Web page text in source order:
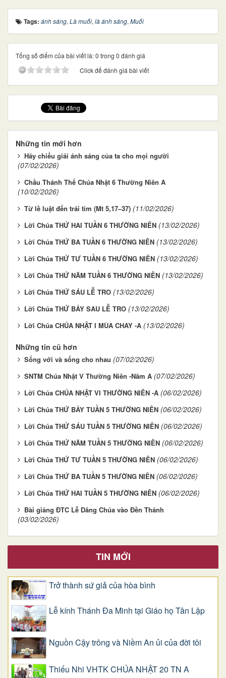
Tags: ánh sáng, Là muối, là ánh sáng, Muối
Tổng số điểm của bài viết là: 0 trong 0 đánh giá
Click để đánh giá bài viết
Những tin mới hơn
Hãy chiếu giãi ánh sáng của ta cho mọi người
(07/02/2026)
Chầu Thánh Thể Chúa Nhật 6 Thường Niên A
(10/02/2026)
Từ lề luật đến trái tim (Mt 5,17–37) (11/02/2026)
Lời Chúa THỨ HAI TUẦN 6 THƯỜNG NIÊN (13/02/2026)
Lời Chúa THỨ BA TUẦN 6 THƯỜNG NIÊN (13/02/2026)
Lời Chúa THỨ TƯ TUẦN 6 THƯỜNG NIÊN (13/02/2026)
Lời Chúa THỨ NĂM TUẦN 6 THƯỜNG NIÊN (13/02/2026)
Lời Chúa THỨ SÁU LỄ TRO (13/02/2026)
Lời Chúa THỨ BẢY SAU LỄ TRO (13/02/2026)
Lời Chúa CHÚA NHẬT I MÙA CHAY -A (13/02/2026)
Những tin cũ hơn
Sống với và sống cho nhau (07/02/2026)
SNTM Chúa Nhật V Thường Niên -Năm A (07/02/2026)
Lời Chúa CHÚA NHẬT VI THƯỜNG NIÊN -A (06/02/2026)
Lời Chúa THỨ BẢY TUẦN 5 THƯỜNG NIÊN (06/02/2026)
Lời Chúa THỨ SÁU TUẦN 5 THƯỜNG NIÊN (06/02/2026)
Lời Chúa THỨ NĂM TUẦN 5 THƯỜNG NIÊN (06/02/2026)
Lời Chúa THỨ TƯ TUẦN 5 THƯỜNG NIÊN (06/02/2026)
Lời Chúa THỨ BA TUẦN 5 THƯỜNG NIÊN (06/02/2026)
Lời Chúa THỨ HAI TUẦN 5 THƯỜNG NIÊN (06/02/2026)
Bài giảng ĐTC Lễ Dâng Chúa vào Đền Thánh
(03/02/2026)
TIN MỚI
Trở thành sứ giả của hòa bình
Lễ kính Thánh Đa Minh tại Giáo họ Tân Lập
Nguồn Cậy trông và Niềm An ủi của đời tôi
Thiếu Nhi VHTK CHÚA NHẬT 20 TN A